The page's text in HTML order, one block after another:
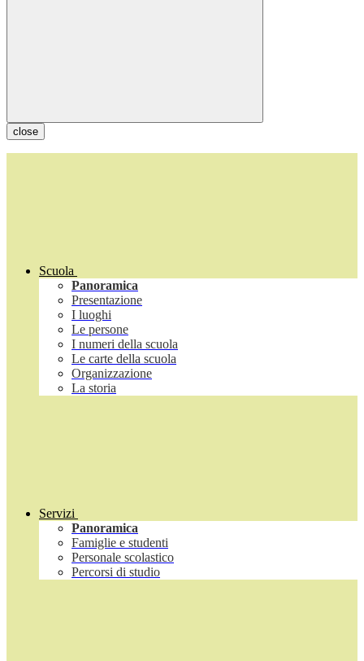
close
Scuola
Panoramica
Presentazione
I luoghi
Le persone
I numeri della scuola
Le carte della scuola
Organizzazione
La storia
Servizi
Panoramica
Famiglie e studenti
Personale scolastico
Percorsi di studio